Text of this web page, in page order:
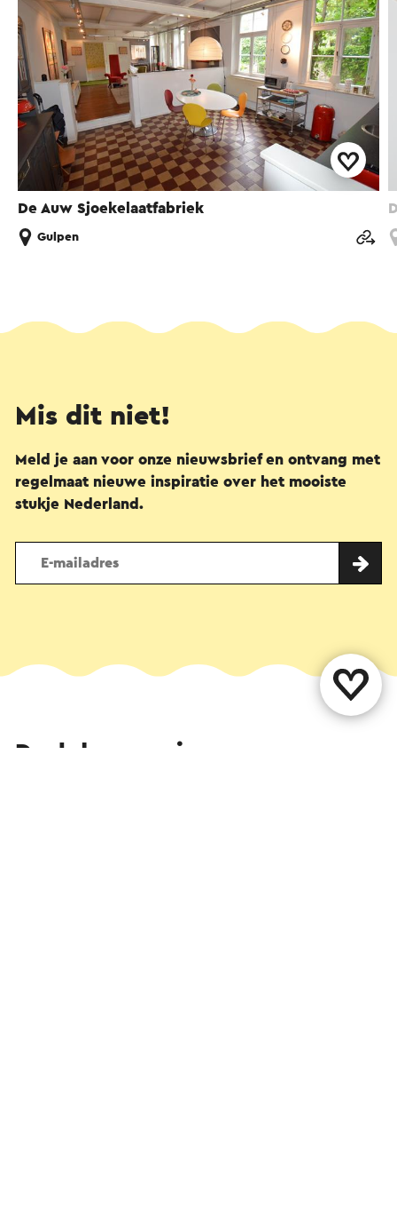
De Auw Sjoekelaatfabriek
Gulpen
Mis dit niet!
Meld je aan voor onze nieuwsbrief en ontvang met
regelmaat nieuwe inspiratie over het mooiste
stukje Nederland.
Deel deze pagina